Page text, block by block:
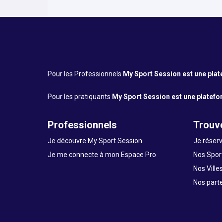
Pour les Professionnels My Sport Session est une
Pour les pratiquants My Sport Session est une
Professionnels
Je découvre My Sport Session
Je me connecte à mon Espace Pro
Je
Nos
Nos Villes
Nos